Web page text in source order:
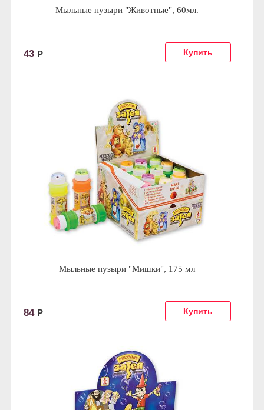
Мыльные пузыри "Животные", 60мл.
43 Р
Мыльные пузыри "Мишки", 175 мл
84 Р